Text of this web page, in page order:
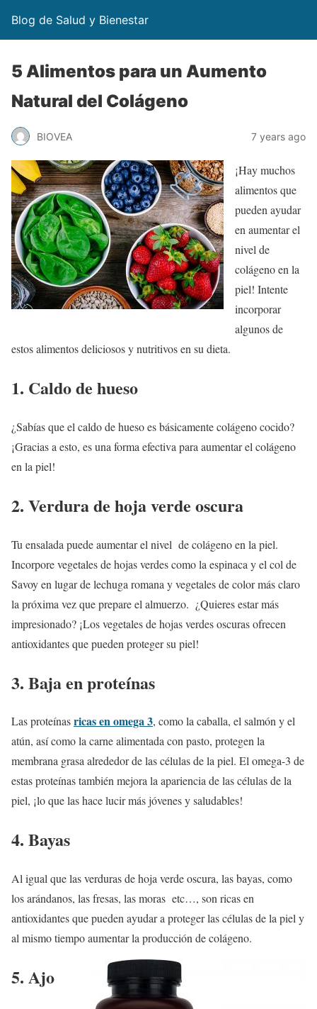
Blog de Salud y Bienestar
5 Alimentos para un Aumento
Natural del Colágeno
BIOVEA 7 years ago
¡Hay muchos
alimentos que
pueden ayudar
en aumentar el
nivel de
colágeno en la
piel! Intente
incorporar
algunos de
estos alimentos deliciosos y nutritivos en su dieta.
1. Caldo de hueso
¿Sabías que el caldo de hueso es básicamente colágeno cocido?
¡Gracias a esto, es una forma efectiva para aumentar el colágeno
en la piel!
2. Verdura de hoja verde oscura
Tu ensalada puede aumentar el nivel de colágeno en la piel.
Incorpore vegetales de hojas verdes como la espinaca y el col de
Savoy en lugar de lechuga romana y vegetales de color más claro
la próxima vez que prepare el almuerzo. ¿Quieres estar más
impresionado? ¡Los vegetales de hojas verdes oscuras ofrecen
antioxidantes que pueden proteger su piel!
3. Baja en proteínas
Las proteínasricas en omega 3, como la caballa, el salmón y el
atún, así como la carne alimentada con pasto, protegen la
membrana grasa alrededor de las células de la piel. El omega-3 de
estas proteínas también mejora la apariencia de las células de la
piel, ¡lo que las hace lucir más jóvenes y saludables!
4. Bayas
Al igual que las verduras de hoja verde oscura, las bayas, como
los arándanos, las fresas, las moras etc…, son ricas en
antioxidantes que pueden ayudar a proteger las células de la piel y
al mismo tiempo aumentar la producción de colágeno.
5. Ajo